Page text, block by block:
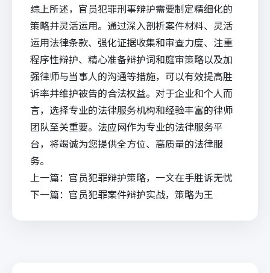
综上所述，官员犯罪刑事辩护需要制定精细化的
策略并灵活运用。通过深入剖析案件材料、灵活
运用法律条款、强化证据收集和审查力度、注重
程序性辩护、精心准备辩护词和庭审策略以及加
强律师与当事人的沟通等措施，可以有效提高胜
诉率并维护被告的合法权益。对于企业和个人而
言，选择专业的法律服务机构和经验丰富的律师
团队至关重要。 法应网作为专业的法律服务平
台，将竭诚为您提供全方位、高质量的法律服
务。
上一篇： 官员犯罪辩护策略，一文在手胜诉无忧
下一篇： 官员犯罪案件辩护实战，策略为王